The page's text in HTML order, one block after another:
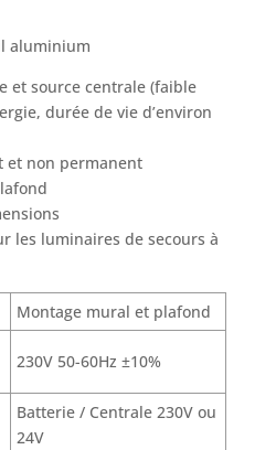
aluminium
et source centrale (faible
durée de vie d’environ
et non permanent
les luminaires de secours à
Montage mural et plafond
230V 50-60Hz ±10%
Batterie / Centrale 230V ou
24V